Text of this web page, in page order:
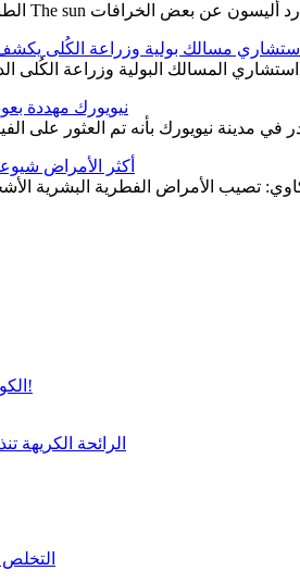
استشاري مسالك بولية وزراعة الكُلى
نيويورك مهددة
أكثر الأمراض
الكورتيزون .. علاج سحرى.. ولكن!
الرائحة الكريهة